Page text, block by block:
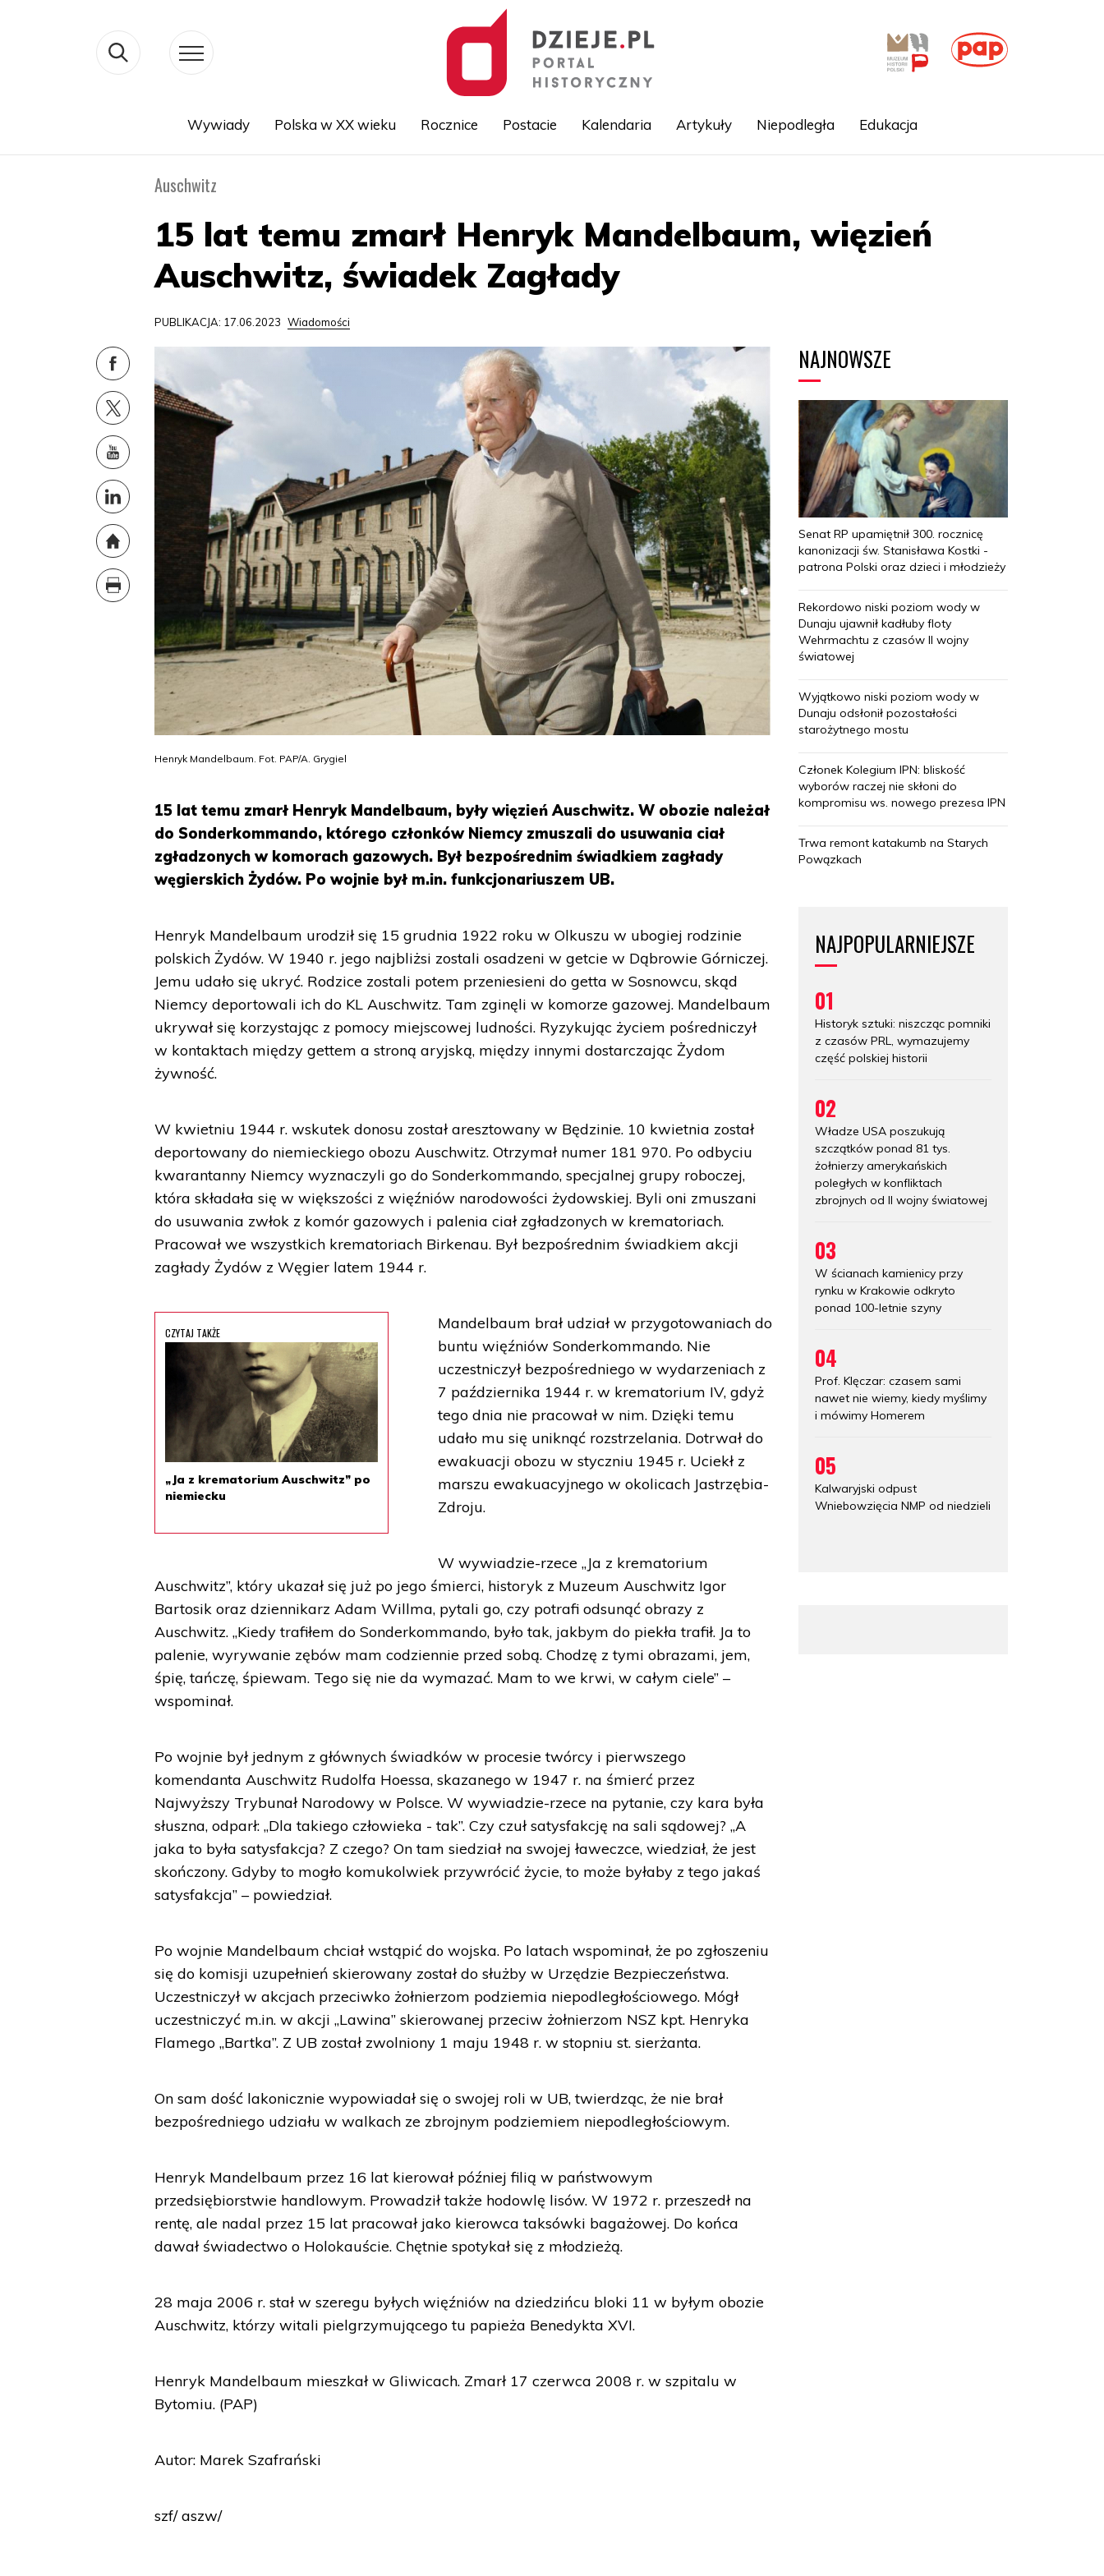
Wywiady Polska w XX wieku Rocznice Postacie Kalendaria Artykuły Niepodległa Edukacja
Auschwitz
15 lat temu zmarł Henryk Mandelbaum, więzień
Auschwitz, świadek Zagłady
PUBLIKACJA: 17.06.2023 Wiadomości
Henryk Mandelbaum. Fot. PAP/A. Grygiel
15 lat temu zmarł Henryk Mandelbaum, były więzień Auschwitz. W obozie należał
do Sonderkommando, którego członków Niemcy zmuszali do usuwania ciał
zgładzonych w komorach gazowych. Był bezpośrednim świadkiem zagłady
węgierskich Żydów. Po wojnie był m.in. funkcjonariuszem UB.
Henryk Mandelbaum urodził się 15 grudnia 1922 roku w Olkuszu w ubogiej rodzinie
polskich Żydów. W 1940 r. jego najbliżsi zostali osadzeni w getcie w Dąbrowie Górniczej.
Jemu udało się ukryć. Rodzice zostali potem przeniesieni do getta w Sosnowcu, skąd
Niemcy deportowali ich do KL Auschwitz. Tam zginęli w komorze gazowej. Mandelbaum
ukrywał się korzystając z pomocy miejscowej ludności. Ryzykując życiem pośredniczył
w kontaktach między gettem a stroną aryjską, między innymi dostarczając Żydom
żywność.
W kwietniu 1944 r. wskutek donosu został aresztowany w Będzinie. 10 kwietnia został
deportowany do niemieckiego obozu Auschwitz. Otrzymał numer 181 970. Po odbyciu
kwarantanny Niemcy wyznaczyli go do Sonderkommando, specjalnej grupy roboczej,
która składała się w większości z więźniów narodowości żydowskiej. Byli oni zmuszani
do usuwania zwłok z komór gazowych i palenia ciał zgładzonych w krematoriach.
Pracował we wszystkich krematoriach Birkenau. Był bezpośrednim świadkiem akcji
zagłady Żydów z Węgier latem 1944 r.
CZYTAJ TAKŻE
„Ja z krematorium Auschwitz” po
niemiecku
Mandelbaum brał udział w przygotowaniach do
buntu więźniów Sonderkommando. Nie
uczestniczył bezpośredniego w wydarzeniach z
7 października 1944 r. w krematorium IV, gdyż
tego dnia nie pracował w nim. Dzięki temu
udało mu się uniknąć rozstrzelania. Dotrwał do
ewakuacji obozu w styczniu 1945 r. Uciekł z
marszu ewakuacyjnego w okolicach Jastrzębia-
Zdroju.
W wywiadzie-rzece „Ja z krematorium
Auschwitz”, który ukazał się już po jego śmierci, historyk z Muzeum Auschwitz Igor
Bartosik oraz dziennikarz Adam Willma, pytali go, czy potrafi odsunąć obrazy z
Auschwitz. „Kiedy trafiłem do Sonderkommando, było tak, jakbym do piekła trafił. Ja to
palenie, wyrywanie zębów mam codziennie przed sobą. Chodzę z tymi obrazami, jem,
śpię, tańczę, śpiewam. Tego się nie da wymazać. Mam to we krwi, w całym ciele” –
wspominał.
Po wojnie był jednym z głównych świadków w procesie twórcy i pierwszego
komendanta Auschwitz Rudolfa Hoessa, skazanego w 1947 r. na śmierć przez
Najwyższy Trybunał Narodowy w Polsce. W wywiadzie-rzece na pytanie, czy kara była
słuszna, odparł: „Dla takiego człowieka - tak”. Czy czuł satysfakcję na sali sądowej? „A
jaka to była satysfakcja? Z czego? On tam siedział na swojej ławeczce, wiedział, że jest
skończony. Gdyby to mogło komukolwiek przywrócić życie, to może byłaby z tego jakaś
satysfakcja” – powiedział.
Po wojnie Mandelbaum chciał wstąpić do wojska. Po latach wspominał, że po zgłoszeniu
się do komisji uzupełnień skierowany został do służby w Urzędzie Bezpieczeństwa.
Uczestniczył w akcjach przeciwko żołnierzom podziemia niepodległościowego. Mógł
uczestniczyć m.in. w akcji „Lawina” skierowanej przeciw żołnierzom NSZ kpt. Henryka
Flamego „Bartka”. Z UB został zwolniony 1 maju 1948 r. w stopniu st. sierżanta.
On sam dość lakonicznie wypowiadał się o swojej roli w UB, twierdząc, że nie brał
bezpośredniego udziału w walkach ze zbrojnym podziemiem niepodległościowym.
Henryk Mandelbaum przez 16 lat kierował później filią w państwowym
przedsiębiorstwie handlowym. Prowadził także hodowlę lisów. W 1972 r. przeszedł na
rentę, ale nadal przez 15 lat pracował jako kierowca taksówki bagażowej. Do końca
dawał świadectwo o Holokauście. Chętnie spotykał się z młodzieżą.
28 maja 2006 r. stał w szeregu byłych więźniów na dziedzińcu bloki 11 w byłym obozie
Auschwitz, którzy witali pielgrzymującego tu papieża Benedykta XVI.
Henryk Mandelbaum mieszkał w Gliwicach. Zmarł 17 czerwca 2008 r. w szpitalu w
Bytomiu. (PAP)
Autor: Marek Szafrański
szf/ aszw/
NAJNOWSZE
Senat RP upamiętnił 300. rocznicę
kanonizacji św. Stanisława Kostki -
patrona Polski oraz dzieci i młodzieży
Rekordowo niski poziom wody w
Dunaju ujawnił kadłuby floty
Wehrmachtu z czasów II wojny
światowej
Wyjątkowo niski poziom wody w
Dunaju odsłonił pozostałości
starożytnego mostu
Członek Kolegium IPN: bliskość
wyborów raczej nie skłoni do
kompromisu ws. nowego prezesa IPN
Trwa remont katakumb na Starych
Powązkach
NAJPOPULARNIEJSZE
01
Historyk sztuki: niszcząc pomniki
z czasów PRL, wymazujemy
część polskiej historii
02
Władze USA poszukują
szczątków ponad 81 tys.
żołnierzy amerykańskich
poległych w konfliktach
zbrojnych od II wojny światowej
03
W ścianach kamienicy przy
rynku w Krakowie odkryto
ponad 100-letnie szyny
04
Prof. Klęczar: czasem sami
nawet nie wiemy, kiedy myślimy
i mówimy Homerem
05
Kalwaryjski odpust
Wniebowzięcia NMP od niedzieli